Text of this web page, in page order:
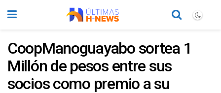
CoopManoguayabo sortea 1
Millón de pesos entre sus
socios como premio a su